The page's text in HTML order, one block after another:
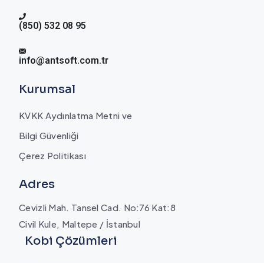
(850) 532 08 95
info@antsoft.com.tr
Kurumsal
KVKK Aydınlatma Metni ve
Bilgi Güvenliği
Çerez Politikası
Adres
Cevizli Mah. Tansel Cad. No:76 Kat:8
Civil Kule, Maltepe / İstanbul
Kobi Çözümleri